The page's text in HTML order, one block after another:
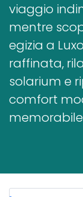
viaggio
mentre
egizia a
raffinata,
solarium e
comfort